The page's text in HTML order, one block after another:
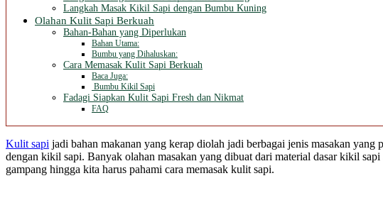
Langkah Masak Kikil Sapi dengan Bumbu Kuning
Olahan Kulit Sapi Berkuah
Bahan-Bahan yang Diperlukan
Bahan Utama:
Bumbu yang Dihaluskan:
Cara Memasak Kulit Sapi Berkuah
Baca Juga:
Bumbu Kikil Sapi
Fadagi Siapkan Kulit Sapi Fresh dan Nikmat
FAQ
Kulit sapi jadi bahan makanan yang kerap diolah jadi berbagai jenis masakan
dengan kikil sapi. Banyak olahan masakan yang dibuat dari material dasar kikil
gampang hingga kita harus pahami cara memasak kulit sapi.